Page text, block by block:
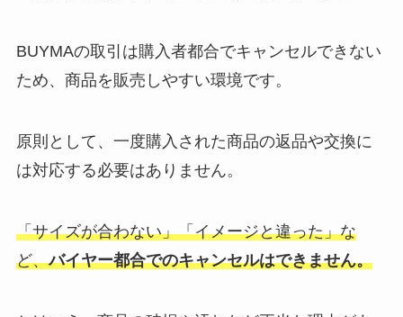
BUYMAの取引は購入者都合でキャンセルできない
ため、商品を販売しやすい環境です。
原則として、一度購入された商品の返品や交換に
は対応する必要はありません。
「サイズが合わない」「イメージと違った」な
ど、バイヤー都合でのキャンセルはできません。